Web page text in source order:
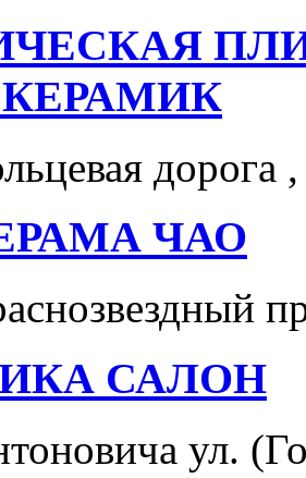
дорога
ЧАО
САЛОН
ул.